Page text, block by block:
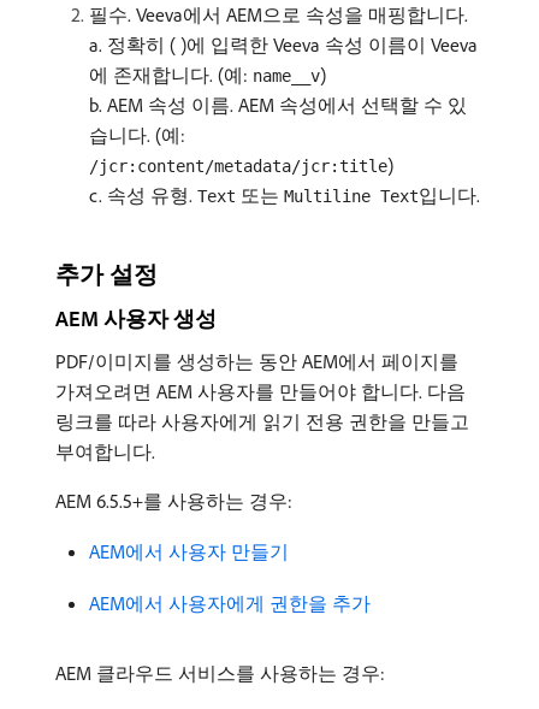
필수. Veeva에서 AEM으로 속성을 매핑합니다.
a. 정확히 ( )에 입력한 Veeva 속성 이름이 Veeva
에 존재합니다. (예: name__v)
b. AEM 속성 이름. AEM 속성에서 선택할 수 있
습니다. (예:
/jcr:content/metadata/jcr:title)
c. 속성 유형. Text 또는 Multiline Text입니다.
추가 설정
AEM 사용자 생성
PDF/이미지를 생성하는 동안 AEM에서 페이지를
가져오려면 AEM 사용자를 만들어야 합니다. 다음
링크를 따라 사용자에게 읽기 전용 권한을 만들고
부여합니다.
AEM 6.5.5+를 사용하는 경우:
AEM에서 사용자 만들기
AEM에서 사용자에게 권한을 추가
AEM 클라우드 서비스를 사용하는 경우: